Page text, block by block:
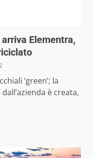
Elementra,
‘green’; la
è creata,